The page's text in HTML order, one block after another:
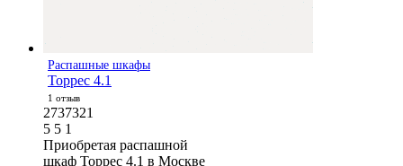
Распашные шкафы
Торрес 4.1
1 отзыв
2737321
5 5 1
Приобретая распашной
шкаф Торрес 4.1 в Москве